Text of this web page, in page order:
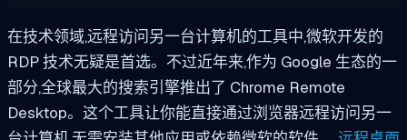
在技术领域,远程访问另一台计算机的工具中,微软开发的
RDP 技术无疑是首选。不过近年来,作为 Google 生态的一
部分,全球最大的搜索引擎推出了 Chrome Remote
Desktop。这个工具让你能直接通过浏览器远程访问另一